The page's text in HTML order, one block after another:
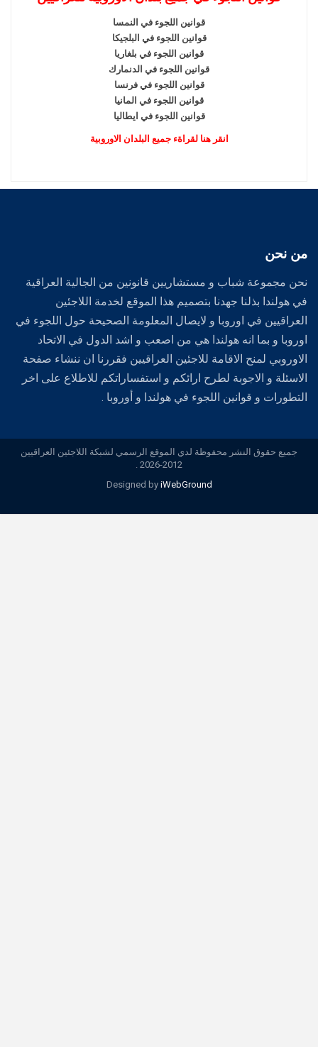
كثير من ساهم و شارك في جميع الاعتصامات منذ
اعتصام تيرابل الى اعتصام دنهاخ
ملاحظة : الاعلام الهولندي ايضا سيكون متواجد ,
قوانين اللجوء في النمسا
قوانين اللجوء في البلجيكا
قوانين اللجوء في بلغاريا
قوانين اللجوء في الدنمارك
قوانين اللجوء في فرنسا
قوانين اللجوء في المانيا
قوانين اللجوء في ايطاليا
انقر هنا لقراةء جميع البلدان الاوروبية
من نحن
نحن مجموعة شباب و مستشاريين قانونين من الجالية العراقية
في هولندا بذلنا جهدنا بتصميم هذا الموقع لخدمة اللاجئين
العراقيين في اوروبا و لايصال المعلومة الصحيحة حول اللجوء في
اوروبا و بما انه هولندا هي من اصعب و اشد الدول في الاتحاد
الاوروبي لمنح الاقامة للاجئين العراقيين فقررنا ان ننشاء صفحة
الاسئلة و الاجوبة لطرح ارائكم و استفساراتكم للاطلاع على اخر
التطورات و قوانين اللجوء في هولندا و أوروبا .
جميع حقوق النشر محفوظة لدي الموقع الرسمي لشبكة اللاجئين العراقيين
2012-2026 .
Designed by iWebGround